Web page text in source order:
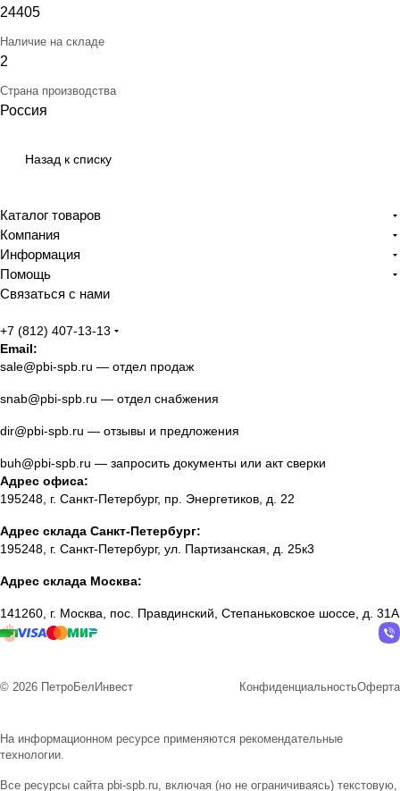
24405
Наличие на складе
2
Страна производства
Россия
Назад к списку
Каталог товаров
Компания
Информация
Помощь
Связаться с нами
+7 (812) 407-13-13
Email:
sale@pbi-spb.ru — отдел продаж
snab@pbi-spb.ru — отдел снабжения
dir@pbi-spb.ru — отзывы и предложения
buh@pbi-spb.ru — запросить документы или акт сверки
Адрес офиса:
195248, г. Санкт-Петербург, пр. Энергетиков, д. 22
Адрес склада Санкт-Петербург:
195248, г. Санкт-Петербург, ул. Партизанская, д. 25к3
Адрес склада Москва:
141260, г. Москва, пос. Правдинский, Степаньковское шоссе, д. 31А
© 2026 ПетроБелИнвест КонфиденциальностьОферта
На информационном ресурсе применяются рекомендательные
технологии.
Все ресурсы сайта pbi-spb.ru, включая (но не ограничиваясь) текстовую,